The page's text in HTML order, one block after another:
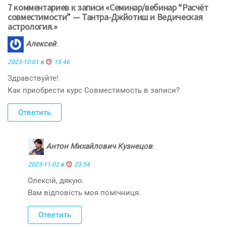
7 комментариев к записи «Семинар/вебинар “Расчёт
совместимости” — Тантра-Джйотиш и Ведическая
астрология.»
Алексей:
2023-10-01 в 15:46
Здравствуйте!
Как приобрести курс Совместимость в записи?
Ответить
Антон Михайлович Кузнецов:
2023-11-02 в 23:54
Олексій, дякую.
Вам відповість моя помічниця.
Ответить